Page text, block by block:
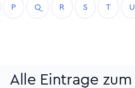
P Q R S T U
Alle Eintrage zum